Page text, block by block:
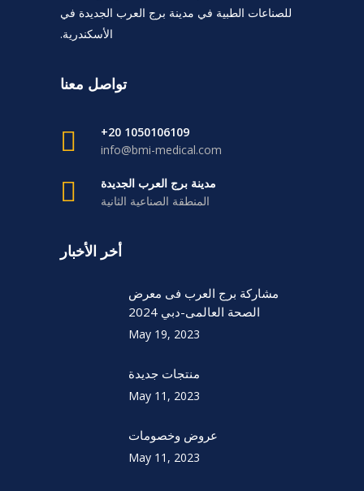
للصناعات الطبية في مدينة برج العرب الجديدة في
الأسكندرية.
تواصل معنا
1050106109 20+
info@bmi-medical.com
مدينة برج العرب الجديدة
المنطقة الصناعية الثانية
أخر الأخبار
مشاركة برج العرب فى معرض
الصحة العالمى-دبي 2024
May 19, 2023
منتجات جديدة
May 11, 2023
عروض وخصومات
May 11, 2023